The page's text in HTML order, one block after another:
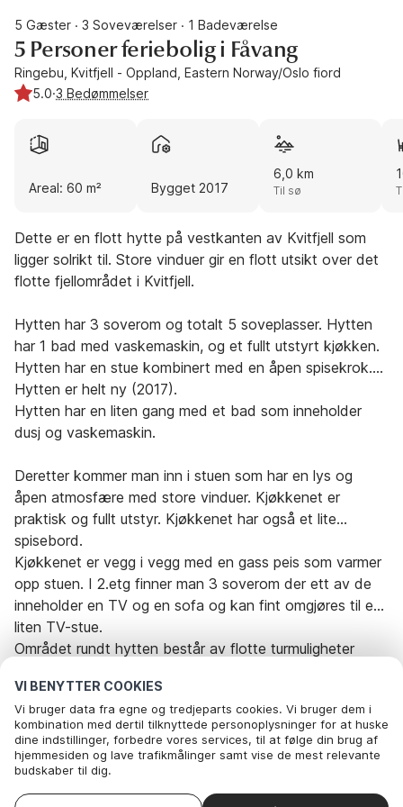
VI BENYTTER COOKIES
Vi bruger data fra egne og tredjeparts cookies. Vi bruger dem i
kombination med dertil tilknyttede personoplysninger for at huske
dine indstillinger, forbedre vores services, til at følge din brug af
hjemmesiden og lave trafikmålinger samt vise de mest relevante
budskaber til dig.
hvilke af vores valgfrie cookies du vil acceptere.
5 Gæster · 3 Soveværelser · 1 Badeværelse
5 Personer feriebolig i Fåvang
Ringebu, Kvitfjell - Oppland, Eastern Norway/Oslo fiord
5.0·3 Bedømmelser
Areal: 60 m² Bygget 2017
6,0 km
Til sø
Dette er en flott hytte på vestkanten av Kvitfjell som
ligger solrikt til. Store vinduer gir en flott utsikt over det
flotte fjellområdet i Kvitfjell.
Hytten har 3 soverom og totalt 5 soveplasser. Hytten
har 1 bad med vaskemaskin, og et fullt utstyrt kjøkken.
Hytten har en stue kombinert med en åpen spisekrok.
Hytten er helt ny (2017).
Hytten har en liten gang med et bad som inneholder
dusj og vaskemaskin.
Deretter kommer man inn i stuen som har en lys og
åpen atmosfære med store vinduer. Kjøkkenet er
praktisk og fullt utstyr. Kjøkkenet har også et lite
spisebord.
Kjøkkenet er vegg i vegg med en gass peis som varmer
opp stuen. I 2.etg finner man 3 soverom der ett av de
inneholder en TV og en sofa og kan fint omgjøres til en
liten TV-stue.
Området rundt hytten består av flotte turmuligheter
finner man små sentrum som Ringebu og Fåvang hvor
der er butikker, bensinstasjon og spisesteder. Ca en halv
times kjøretur unna finner man Hunderfossen familiepark
i sør og Fron badeland i nord.
Rejseperiode og gæster